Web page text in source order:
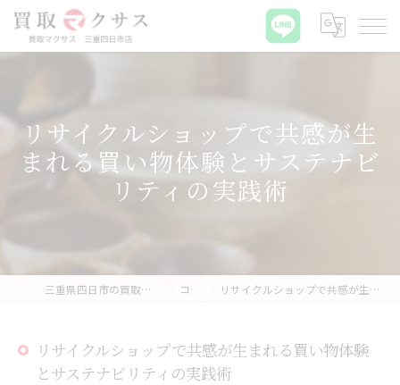
リサイクルショップで共感が生
まれる買い物体験とサステナビ
リティの実践術
三重県四日市の買取なら買取マクサス 三重四日市店 コラム リサイクルショップで共感が生まれる買い物体験とサステナビリティの実践術
リサイクルショップで共感が生まれる買い物体験
とサステナビリティの実践術